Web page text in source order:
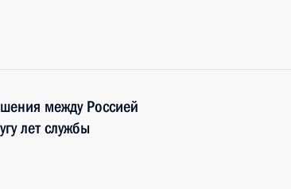
между Россией
лет службы